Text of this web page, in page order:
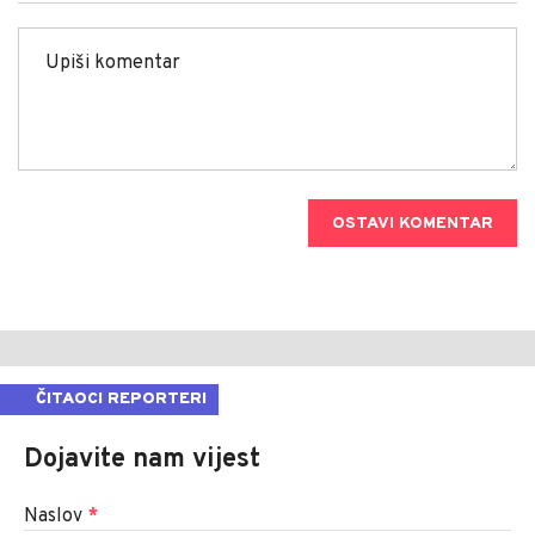
OSTAVI KOMENTAR
ČITAOCI REPORTERI
Dojavite nam vijest
Naslov *